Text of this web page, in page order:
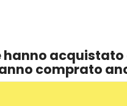
hanno
comprato